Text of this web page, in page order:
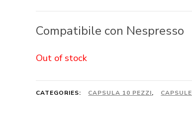
Compatibile con Nespresso
Out of stock
CATEGORIES: CAPSULA 10 PEZZI, CAPSULE